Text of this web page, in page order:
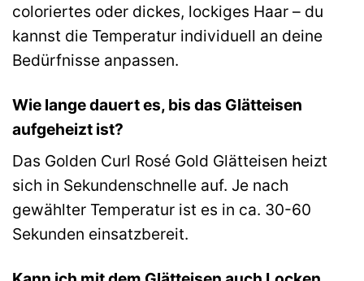
coloriertes oder dickes, lockiges Haar – du
kannst die Temperatur individuell an deine
Bedürfnisse anpassen.
Wie lange dauert es, bis das Glätteisen
aufgeheizt ist?
Das Golden Curl Rosé Gold Glätteisen heizt
sich in Sekundenschnelle auf. Je nach
gewählter Temperatur ist es in ca. 30-60
Sekunden einsatzbereit.